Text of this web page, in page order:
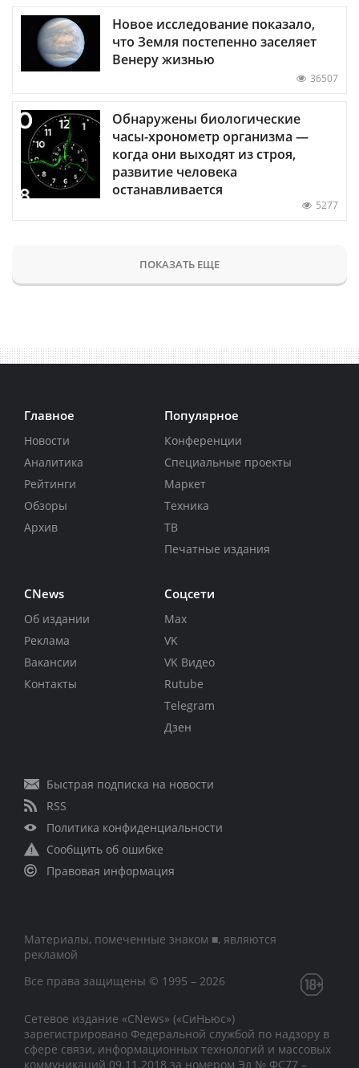
Новое исследование показало,
что Земля постепенно заселяет
Венеру жизнью
36507
Обнаружены биологические
часы-хронометр организма —
когда они выходят из строя,
развитие человека
останавливается
5277
ПОКАЗАТЬ ЕЩЕ
Главное
Новости
Аналитика
Рейтинги
Обзоры
Архив
Популярное
Конференции
Специальные проекты
Маркет
Техника
ТВ
Печатные издания
CNews
Об издании
Реклама
Вакансии
Контакты
Соцсети
Max
VK
VK Видео
Rutube
Telegram
Дзен
Быстрая подписка на новости
RSS
Политика конфиденциальности
Сообщить об ошибке
Правовая информация
Материалы, помеченные знаком ■, являются
рекламой
Все права защищены © 1995 – 2026
Сетевое издание «CNews» («СиНьюс»)
зарегистрировано Федеральной службой по надзору в
сфере связи, информационных технологий и массовых
коммуникаций 09.11.2018 за номером Эл № ФС77 –